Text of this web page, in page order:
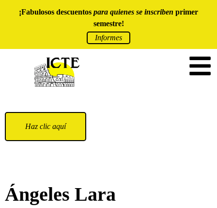
¡Fabulosos descuentos para quienes se inscriben primer
semestre!
Informes
Haz clic aquí
Ángeles Lara